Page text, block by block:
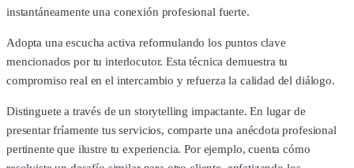
instantáneamente una conexión profesional fuerte.
Adopta una escucha activa reformulando los puntos clave
mencionados por tu interlocutor. Esta técnica demuestra tu
compromiso real en el intercambio y refuerza la calidad del diálogo.
Distinguete a través de un storytelling impactante. En lugar de
presentar fríamente tus servicios, comparte una anécdota profesional
pertinente que ilustre tu experiencia. Por ejemplo, cuenta cómo